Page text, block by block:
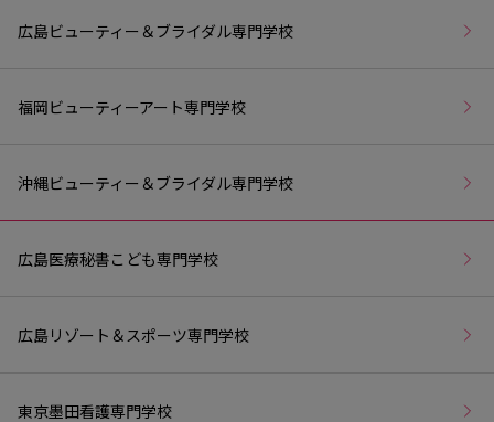
広島ビューティー＆ブライダル専門学校
福岡ビューティーアート専門学校
沖縄ビューティー＆ブライダル専門学校
広島医療秘書こども専門学校
広島リゾート＆スポーツ専門学校
東京墨田看護専門学校